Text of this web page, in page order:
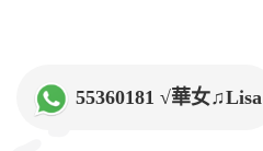
55360181 √華女♫Lisa